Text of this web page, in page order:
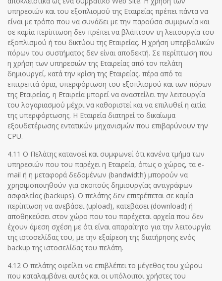
υπηρεσιών και του εξοπλισμού της Εταιρείας πρέπει πάντα να
είναι με τρόπο που να συνάδει με την παρούσα συμφωνία και
σε καμία περίπτωση δεν πρέπει να βλάπτουν τη λειτουργία του
εξοπλισμού ή του δικτύου της Εταιρείας. Η χρήση υπερβολικών
πόρων του συστήματος δεν είναι αποδεκτή. Σε περίπτωση που
η χρήση των υπηρεσιών της Εταιρείας από τον πελάτη
δημιουργεί, κατά την κρίση της Εταιρείας, πέρα από τα
επιτρεπτά όρια, υπερφόρτωση του εξοπλισμού και των πόρων
της Εταιρείας, η Εταιρεία μπορεί να αναστείλει την λειτουργία
του λογαριασμού μέχρι να καθοριστεί και να επιλυθεί η αιτία
της υπερφόρτωσης. Η Εταιρεία διατηρεί το δικαίωμα
εξουδετέρωσης εντατικών μηχανισμών που επιβαρύνουν την
CPU.
4.11 Ο Πελάτης κατανοεί και συμφωνεί ότι κανένα τμήμα των
υπηρεσιών που του παρέχει η Εταιρεία, όπως ο χώρος, τα e-
mail ή η μεταφορά δεδομένων (bandwidth) μπορούν να
χρησιμοποιηθούν για σκοπούς δημιουργίας αντιγράφων
ασφαλείας (backups). Ο πελάτης δεν επιτρέπεται σε καμία
περίπτωση να ανεβάσει (upload), κατεβάσει (download) ή
αποθηκεύσει στον χώρο που του παρέχεται αρχεία που δεν
έχουν άμεση σχέση με ότι είναι απαραίτητο για την λειτουργία
της ιστοσελίδας του, με την εξαίρεση της διατήρησης ενός
backup της ιστοσελίδας του πελάτη.
4.12 Ο πελάτης οφείλει να επιβλέπει το μέγεθος του χώρου
που καταλαμβάνει αυτός και οι υπόλοιποι χρήστες του